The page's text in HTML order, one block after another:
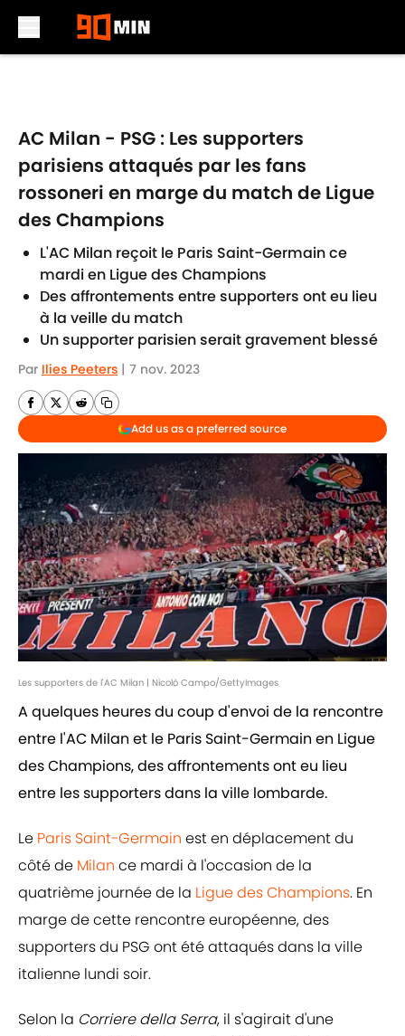
AC Milan - PSG : Les supporters
parisiens attaqués par les fans
rossoneri en marge du match de Ligue
des Champions
L'AC Milan reçoit le Paris Saint-Germain ce
mardi en Ligue des Champions
Des affrontements entre supporters ont eu lieu
à la veille du match
Un supporter parisien serait gravement blessé
Par Ilies Peeters | 7 nov. 2023
Add us as a preferred source
Les supporters de l'AC Milan | Nicolò Campo/GettyImages
A quelques heures du coup d'envoi de la rencontre
entre l'AC Milan et le Paris Saint-Germain en Ligue
des Champions, des affrontements ont eu lieu
entre les supporters dans la ville lombarde.
Le Paris Saint-Germain est en déplacement du
côté de Milan ce mardi à l'occasion de la
quatrième journée de la Ligue des Champions. En
marge de cette rencontre européenne, des
supporters du PSG ont été attaqués dans la ville
italienne lundi soir.
Selon la Corriere della Serra, il s'agirait d'une